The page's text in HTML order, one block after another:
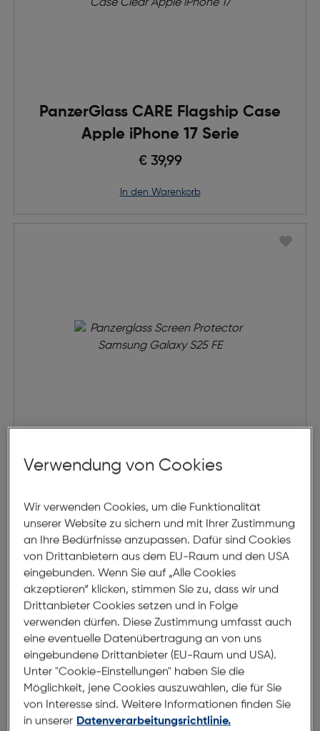
PanzerGlass CARE Flagship Case
Apple iPhone 17 Serie
€ 39,99
in den Warenkorb
Panzerglass Screen Protector
Samsung Galaxy S25 FE
€ 29,99
in den Warenkorb
Verwendung von Cookies
Wir verwenden Cookies, um die Funktionalität
unserer Website zu sichern und mit Ihrer Zustimmung
an Ihre Bedürfnisse anzupassen. Dafür sind Cookies
von Drittanbietern aus dem EU-Raum und den USA
eingebunden. Wenn Sie auf „Alle Cookies
akzeptieren“ klicken, stimmen Sie zu, dass wir und
Drittanbieter Cookies setzen und in Folge
verwenden dürfen. Diese Zustimmung umfasst auch
eine eventuelle Datenübertragung an von uns
eingebundene Drittanbieter (EU-Raum und USA).
Unter "Cookie-Einstellungen" haben Sie die
Möglichkeit, jene Cookies auszuwählen, die für Sie
von Interesse sind. Weitere Informationen finden Sie
in unserer Datenverarbeitungsrichtlinie.